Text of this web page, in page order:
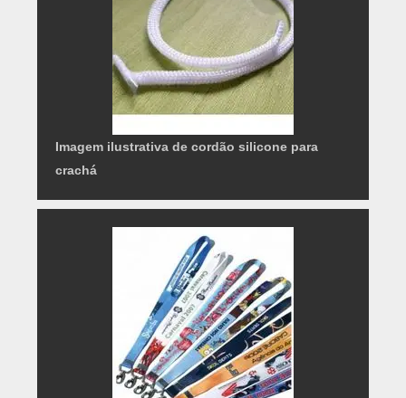
Imagem ilustrativa de cordão silicone para
crachá